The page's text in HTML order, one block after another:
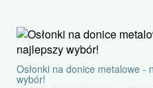
Osłonki na donice metalowe -
wybór!